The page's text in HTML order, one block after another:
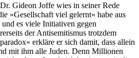
Gideon Joffe wies in seiner Rede
»Gesellschaft viel gelernt« habe aus
es viele Initiativen gegen
der Antisemitismus trotzdem
erkläre er sich damit, dass allein
mit ihm alle Juden. Denn Millionen